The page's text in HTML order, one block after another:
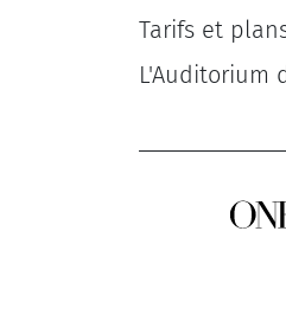
Tarifs et
L'Auditorium